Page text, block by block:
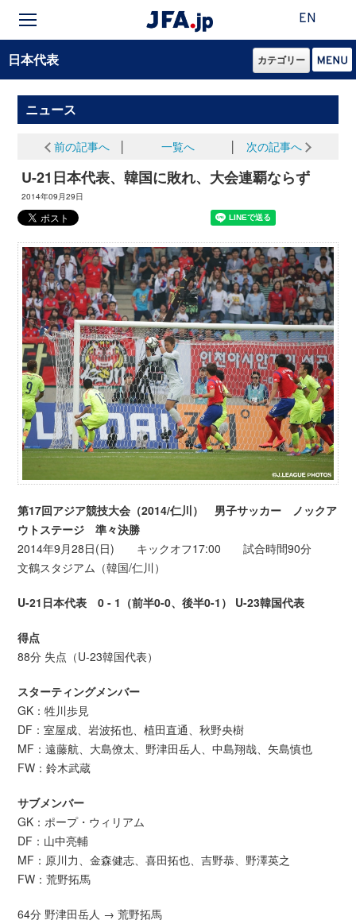
EN
日本代表 カテゴリー
ニュース
前の記事へ 一覧へ 次の記事へ
U-21日本代表、韓国に敗れ、大会連覇ならず
2014年09月29日
第17回アジア競技大会（2014/仁川） 男子サッカー ノックア
ウトステージ 準々決勝
2014年9月28日(日) キックオフ17:00 試合時間90分
文鶴スタジアム（韓国/仁川）
U-21日本代表 0 - 1（前半0-0、後半0-1） U-23韓国代表
得点
88分 失点（U-23韓国代表）
スターティングメンバー
GK：牲川歩見
DF：室屋成、岩波拓也、植田直通、秋野央樹
MF：遠藤航、大島僚太、野津田岳人、中島翔哉、矢島慎也
FW：鈴木武蔵
サブメンバー
GK：ポープ・ウィリアム
DF：山中亮輔
MF：原川力、金森健志、喜田拓也、吉野恭、野澤英之
FW：荒野拓馬
64分 野津田岳人 → 荒野拓馬